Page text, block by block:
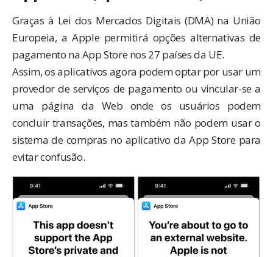
Graças à Lei dos Mercados Digitais (DMA) na União
Europeia, a Apple permitirá opções alternativas de
pagamento na App Store nos 27 países da UE.
Assim, os aplicativos agora podem optar por usar um
provedor de serviços de pagamento ou vincular-se a
uma página da Web onde os usuários podem
concluir transações, mas também não podem usar o
sistema de compras no aplicativo da App Store para
evitar confusão.